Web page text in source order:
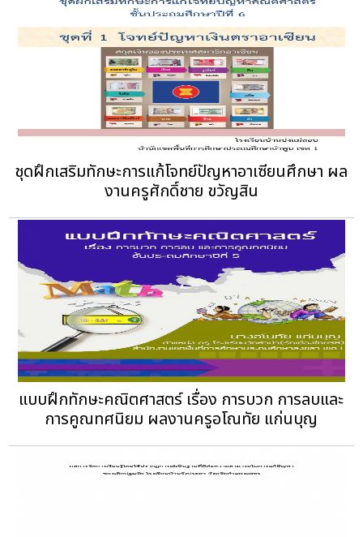
ชุดฝึกเสริมทักษะการแก้โจทย์ปัญหาอาเซียนศึกษา ผล
งานครูศักดิ์ชาย ขวัญสิน
แบบฝึกทักษะคณิตศาสตร์ เรื่อง การบวก การลบและ
การคูณทศนิยม ผลงานครูอโณทัย แก่นบุญ